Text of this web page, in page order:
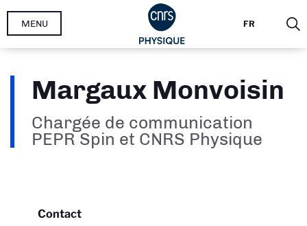
Aller
FR
MENU
Margaux Monvoisin
Chargée de communication
PEPR Spin et CNRS Physique
Contact